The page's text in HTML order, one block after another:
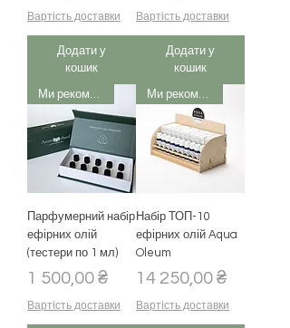
Вартість доставки
Додати у
кошик
Вартість доставки
Додати у
кошик
Ми рекомендуємо
Парфумерний набір
ефірних олій
(тестери по 1 мл)
Ціна
1 500,00 ₴
Вартість доставки
Ми рекомендуємо
Набір ТОП-10
ефірних олій Aqua
Oleum
Ціна
14 250,00 ₴
Вартість доставки